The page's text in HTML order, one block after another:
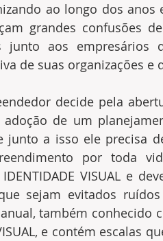
ao longo dos
grandes confusões
junto aos empresários
de suas organizações e
decide pela
de um
junto a isso ele precisa
por toda
VISUAL e
sejam evitados
também conhecido
e contém escalas